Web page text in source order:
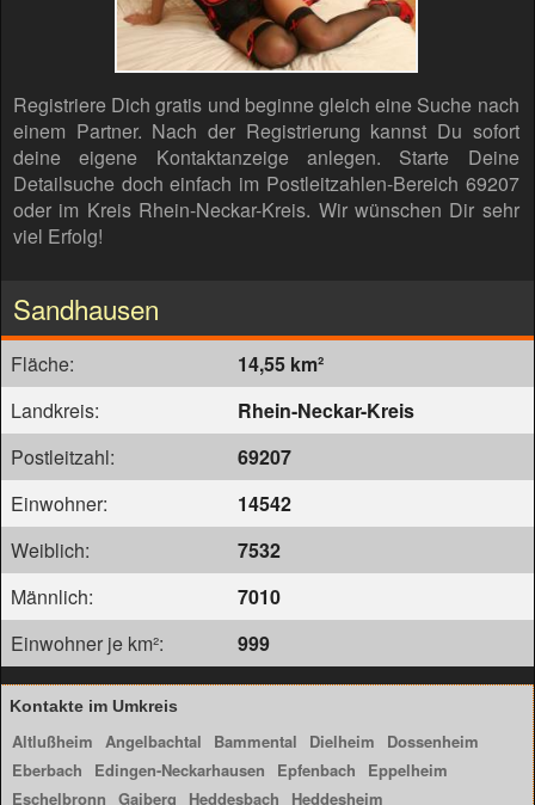
Registriere Dich gratis und beginne gleich eine Suche nach
einem Partner. Nach der Registrierung kannst Du sofort
deine eigene Kontaktanzeige anlegen. Starte Deine
Detailsuche doch einfach im Postleitzahlen-Bereich 69207
oder im Kreis Rhein-Neckar-Kreis. Wir wünschen Dir sehr
viel Erfolg!
Sandhausen
Fläche:
14,55 km²
Landkreis:
Rhein-Neckar-Kreis
Postleitzahl:
69207
Einwohner:
14542
Weiblich:
7532
Männlich:
7010
Einwohner je km²:
999
Kontakte im Umkreis
Altlußheim Angelbachtal Bammental Dielheim
Dossenheim
Eberbach
Edingen-Neckarhausen Epfenbach
Eppelheim
Eschelbronn Gaiberg Heddesbach Heddesheim